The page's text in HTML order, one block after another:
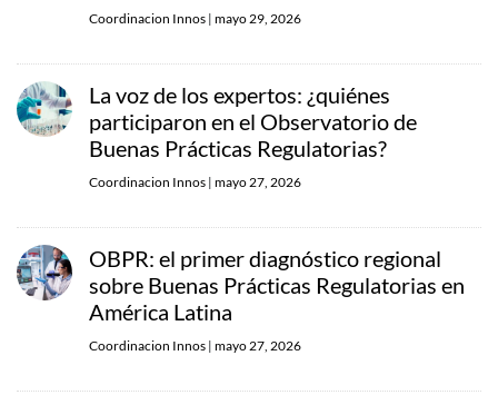
Coordinacion Innos | mayo 29, 2026
La voz de los expertos: ¿quiénes
participaron en el Observatorio de
Buenas Prácticas Regulatorias?
Coordinacion Innos | mayo 27, 2026
OBPR: el primer diagnóstico regional
sobre Buenas Prácticas Regulatorias en
América Latina
Coordinacion Innos | mayo 27, 2026